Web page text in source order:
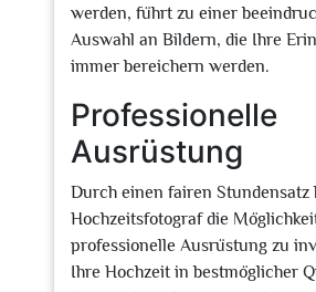
werden, führt zu einer
Auswahl an Bildern, die Ihre
immer bereichern werden.
Professionelle
Ausrüstung
Durch einen fairen Stundensatz
Hochzeitsfotograf die
professionelle Ausrüstung zu
Ihre Hochzeit in bestmöglicher